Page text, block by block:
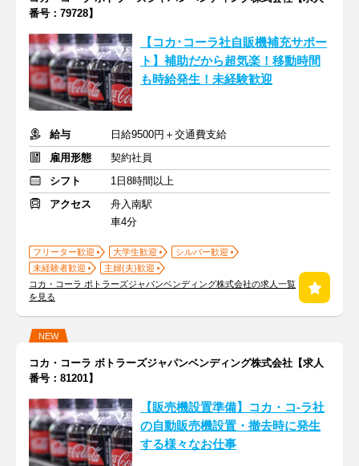
番号：79728】
【コカ･コーラ社自販機補充サポー
ト】補助だから超気楽！移動時間
も時給発生！未経験歓迎
給与
日給9500円＋交通費支給
雇用形態
契約社員
シフト
1日8時間以上
アクセス
舟入南駅
車4分
フリーター歓迎 大学生歓迎
シルバー歓迎
未経験者歓迎
主婦(夫)歓迎
コカ・コーラ ボトラーズジャパンベンディング株式会社の求人一覧
を見る
NEW
コカ・コーラ ボトラーズジャパンベンディング株式会社【求人
番号：81201】
【販売機設置準備】コカ・コ-ラ社
の自動販売機設置・撤去時に発生
する様々なお仕事